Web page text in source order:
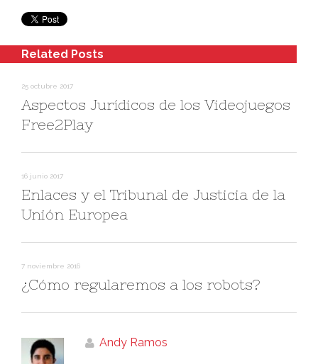
Related Posts
25 octubre 2017
Aspectos Jurí­dicos de los Videojuegos
Free2Play
16 junio 2017
Enlaces y el Tribunal de Justicia de la
Unión Europea
7 noviembre 2016
¿Cómo regularemos a los robots?
Andy Ramos